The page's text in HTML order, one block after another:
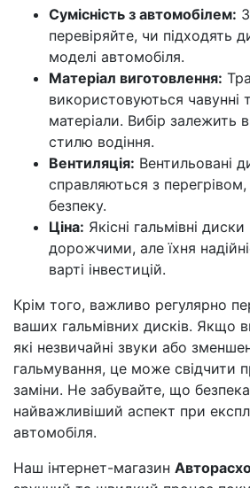
Сумісність з автомобілем:
перевіряйте, чи підходять
моделі автомобіля.
Матеріал виготовлення:
використовуються чавунні
матеріали. Вибір залежить
стилю водіння.
Вентиляція: Вентильовані
справляються з
безпеку.
Ціна: Якісні гальмівні
дорожчими, але їхня
варті інвестицій.
Крім того, важливо регулярно
ваших гальмівних дисків. Якщо
які незвичайні звуки або
гальмування, це може свідчити
заміни. Не забувайте, що
найважливіший аспект при
автомобіля.
Наш інтернет-магазин